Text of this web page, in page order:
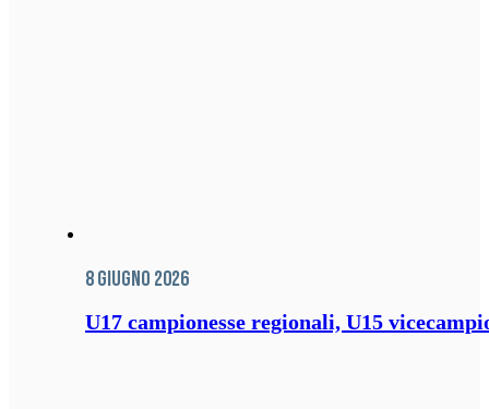
8 Giugno 2026
U17 campionesse regionali, U15